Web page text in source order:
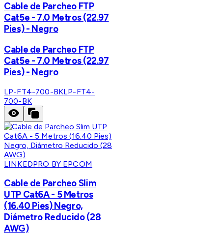
Cable de Parcheo FTP
Cat5e - 7.0 Metros (22.97
Pies) - Negro
Cable de Parcheo FTP
Cat5e - 7.0 Metros (22.97
Pies) - Negro
LP-FT4-700-BKLP-FT4-
700-BK
LINKEDPRO BY EPCOM
Cable de Parcheo Slim
UTP Cat6A - 5 Metros
(16.40 Pies) Negro,
Diámetro Reducido (28
AWG)